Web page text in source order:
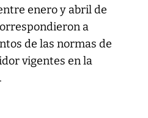
enero y abril de
a
de las normas de
vigentes en la